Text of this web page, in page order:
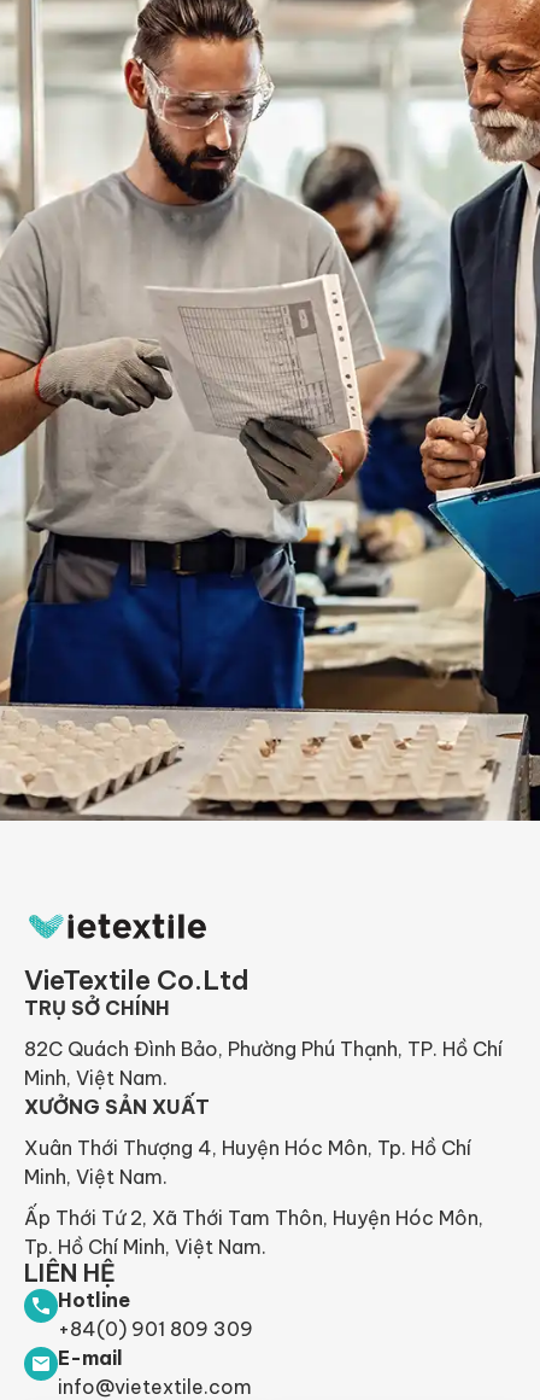
VieTextile Co.Ltd
TRỤ SỞ CHÍNH
82C Quách Đình Bảo, Phường Phú Thạnh, TP. Hồ Chí
Minh, Việt Nam.
XƯỞNG SẢN XUẤT
Xuân Thới Thượng 4, Huyện Hóc Môn, Tp. Hồ Chí
Minh, Việt Nam.
Ấp Thới Tứ 2, Xã Thới Tam Thôn, Huyện Hóc Môn,
Tp. Hồ Chí Minh, Việt Nam.
LIÊN HỆ
Hotline
+84(0) 901 809 309
E-mail
info@vietextile.com